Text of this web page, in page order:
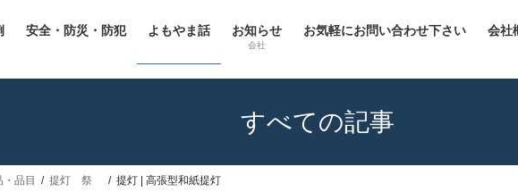
安全・防災・防犯 よもやま話 お知らせ
会社
お気軽にお問い合わせ下さい 会社
すべての記事
・品目 提灯 祭 提灯 | 高張型和紙提灯